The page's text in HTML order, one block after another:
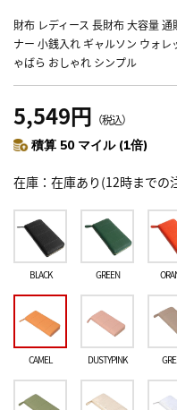
財布 レディース 長財布 大容量
ナー 小銭入れ ギャルソン ウォ
ゃばら おしゃれ シンプル
5,549円 （税込）
積算 50 マイル (1倍)
在庫 在庫あり(12時までの
BLACK GREEN
CAMEL DUSTYPINK